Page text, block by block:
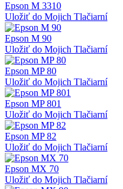
Epson M 3310
Uložiť do Mojich Tlačiarní
Epson M 90
Uložiť do Mojich Tlačiarní
Epson MP 80
Uložiť do Mojich Tlačiarní
Epson MP 801
Uložiť do Mojich Tlačiarní
Epson MP 82
Uložiť do Mojich Tlačiarní
Epson MX 70
Uložiť do Mojich Tlačiarní